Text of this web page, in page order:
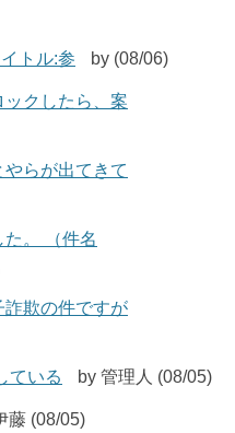
トル:参
by (08/06)
クしたら、案
らが出てきて
。 （件名
欺の件ですが
ている
by 管理人 (08/05)
藤 (08/05)